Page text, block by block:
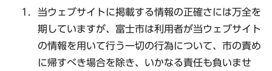
当ウェブサイトに掲載する情報の正確さには万全を
期していますが、富士市は利用者が当ウェブサイト
の情報を用いて行う一切の行為について、市の責め
に帰すべき場合を除き、いかなる責任も負いませ